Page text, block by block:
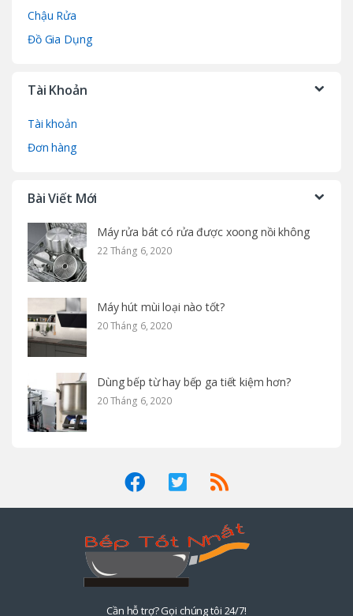
Chậu Rửa
Đồ Gia Dụng
Tài Khoản
Tài khoản
Đơn hàng
Bài Viết Mới
Máy rửa bát có rửa được xoong nồi không
22 Tháng 6, 2020
Máy hút mùi loại nào tốt?
20 Tháng 6, 2020
Dùng bếp từ hay bếp ga tiết kiệm hơn?
20 Tháng 6, 2020
Cần hỗ trợ? Gọi chúng tôi 24/7!